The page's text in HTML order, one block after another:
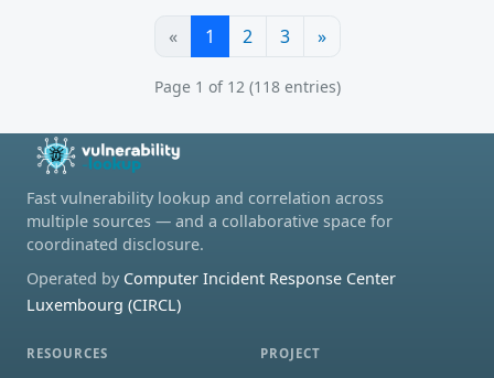
« 1 2 3 »
Page 1 of 12 (118 entries)
Fast vulnerability lookup and correlation across
multiple sources — and a collaborative space for
coordinated disclosure.
Operated by Computer Incident Response Center
Luxembourg (CIRCL)
RESOURCES PROJECT